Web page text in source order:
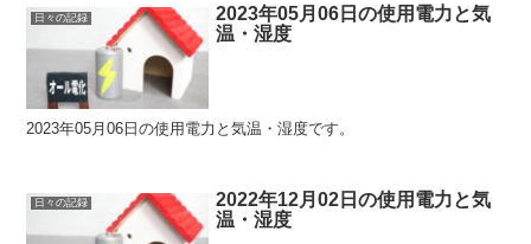
日々の記録
2023年05月06日の使用電力と気
温・湿度
2023年05月06日の使用電力と気温・湿度です。
日々の記録
2022年12月02日の使用電力と気
温・湿度